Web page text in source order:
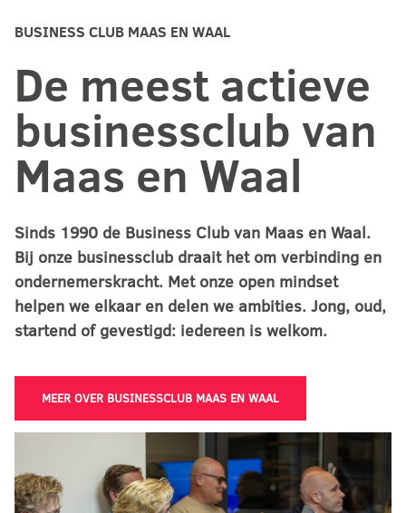
BUSINESS CLUB MAAS EN WAAL
De meest actieve
businessclub van
Maas en Waal
Sinds 1990 de Business Club van Maas en Waal.
Bij onze businessclub draait het om verbinding en
ondernemerskracht. Met onze open mindset
helpen we elkaar en delen we ambities. Jong, oud,
startend of gevestigd: iedereen is welkom.
MEER OVER BUSINESSCLUB MAAS EN WAAL